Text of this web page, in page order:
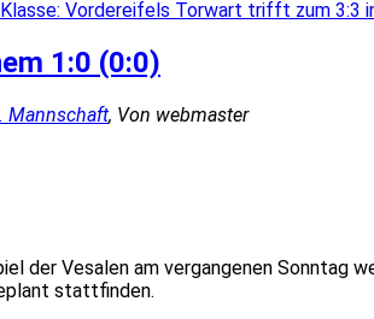
Vordereifels Torwart trifft zum 3:3
1:0 (0:0)
Mannschaft, Von webmaster
der Vesalen am vergangenen Sonntag
stattfinden.